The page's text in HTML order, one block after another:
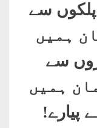
سے
ہمیں
سے
ہمیں
پیارے!